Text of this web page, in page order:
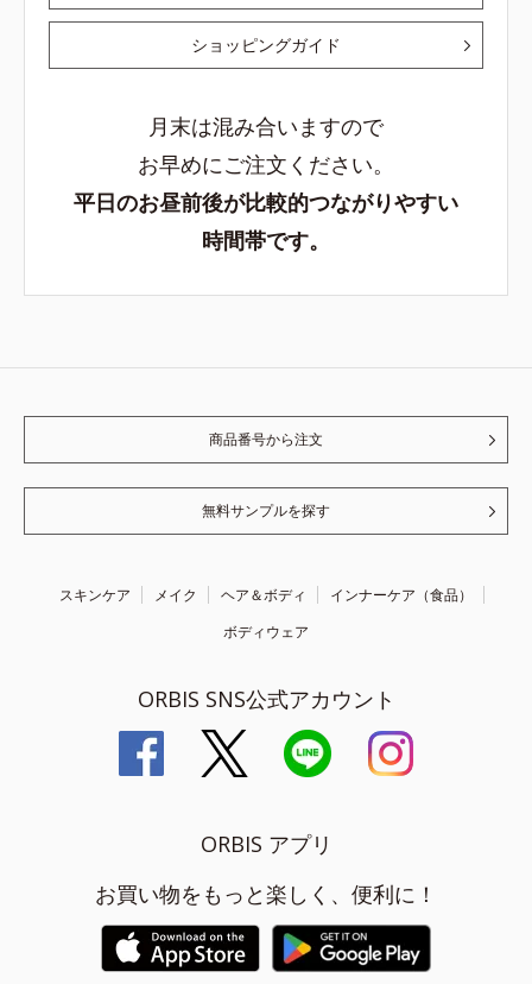
ショッピングガイド
月末は混み合いますので
お早めにご注文ください。
平日のお昼前後が比較的つながりやすい
時間帯です。
商品番号から注文
無料サンプルを探す
スキンケア メイク ヘア＆ボディ
インナーケア（食品）
ボディウェア
ORBIS SNS公式アカウント
ORBIS アプリ
お買い物をもっと楽しく、便利に！